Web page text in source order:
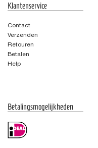
Klantenservice
Contact
Verzenden
Retouren
Betalen
Help
Betalingsmogelijkheden